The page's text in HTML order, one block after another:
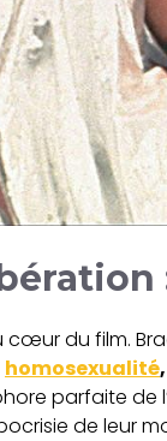
cœur du film.
homosexualité,
parfaite de
de leur